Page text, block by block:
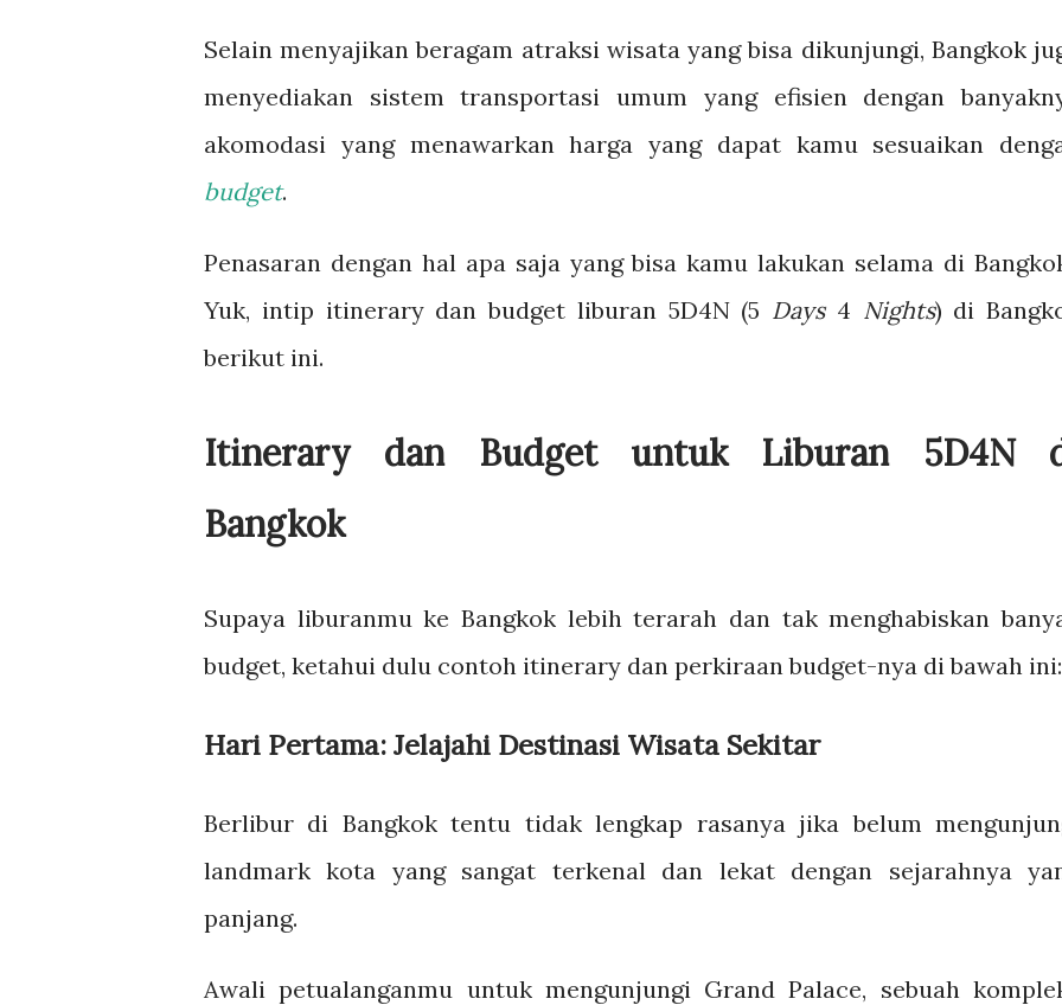
Selain menyajikan beragam atraksi wisata yang bisa dikunjungi, Bangkok
menyediakan sistem transportasi umum yang efisien dengan
akomodasi yang menawarkan harga yang dapat kamu sesuaikan
budget.
Penasaran dengan hal apa saja yang bisa kamu lakukan selama di
Yuk, intip itinerary dan budget liburan 5D4N (5 Days 4 Nights) di
berikut ini.
Itinerary dan Budget untuk Liburan 5D4N
Bangkok
Supaya liburanmu ke Bangkok lebih terarah dan tak menghabiskan
budget, ketahui dulu contoh itinerary dan perkiraan budget-nya di bawah ini:
Hari Pertama: Jelajahi Destinasi Wisata Sekitar
Berlibur di Bangkok tentu tidak lengkap rasanya jika belum
landmark kota yang sangat terkenal dan lekat dengan sejarahnya
panjang.
Awali petualanganmu untuk mengunjungi Grand Palace, sebuah